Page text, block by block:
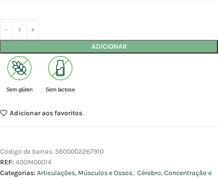
ADICIONAR
Sem glúten Sem lactose
Adicionar aos favoritos
Código de barras: 5600002267910
REF: 40OM00014
Categorias: Articulações, Músculos e Ossos, Cérebro, Concentração e